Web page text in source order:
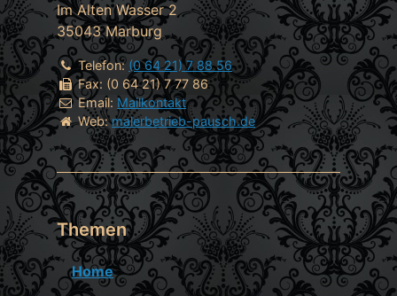
Im Alten Wasser 2
35043 Marburg
Telefon:(0 64 21) 7 88 56
Fax: (0 64 21) 7 77 86
Email: Mailkontakt
Web:malerbetrieb-pausch.de
Themen
Home